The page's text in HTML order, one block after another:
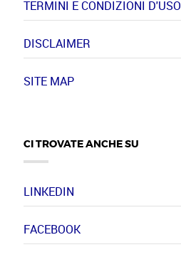
TERMINI E CONDIZIONI D'USO
DISCLAIMER
SITE MAP
CI TROVATE ANCHE SU
LINKEDIN
FACEBOOK